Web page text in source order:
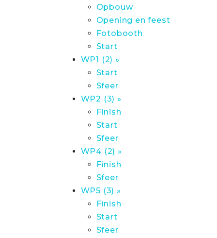
Opbouw
Opening en feest
Fotobooth
Start
WP1 (2) »
Start
Sfeer
WP2 (3) »
Finish
Start
Sfeer
WP4 (2) »
Finish
Sfeer
WP5 (3) »
Finish
Start
Sfeer